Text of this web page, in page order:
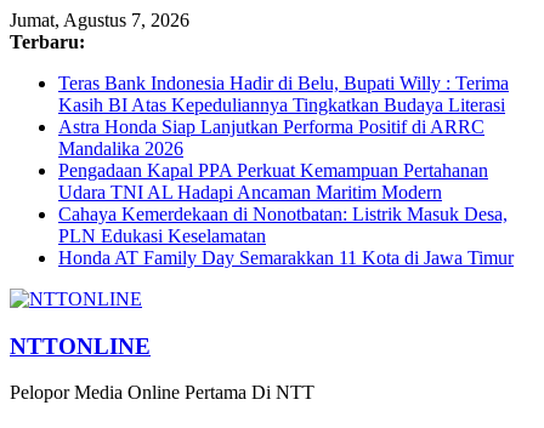
Jumat, Agustus 7, 2026
Terbaru:
Teras Bank Indonesia Hadir di Belu, Bupati Willy : Terima
Kasih BI Atas Kepeduliannya Tingkatkan Budaya Literasi
Astra Honda Siap Lanjutkan Performa Positif di ARRC
Mandalika 2026
Pengadaan Kapal PPA Perkuat Kemampuan Pertahanan
Udara TNI AL Hadapi Ancaman Maritim Modern
Cahaya Kemerdekaan di Nonotbatan: Listrik Masuk Desa,
PLN Edukasi Keselamatan
Honda AT Family Day Semarakkan 11 Kota di Jawa Timur
NTTONLINE
Pelopor Media Online Pertama Di NTT